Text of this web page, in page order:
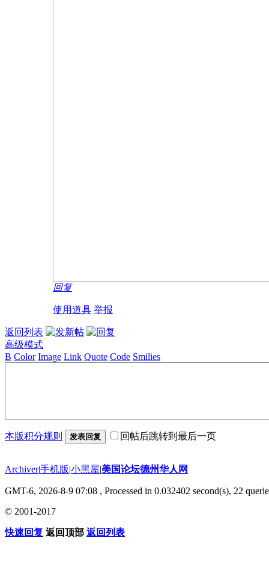
回复
使用道具 举报
返回列表
高级模式
B Color Image Link Quote Code Smilies
本版积分规则 发表回复 回帖后跳转到最后一页
Archiver|手机版|小黑屋|美国论坛德州华人网
GMT-6, 2026-8-9 07:08 , Processed in 0.032402 second(s), 22
© 2001-2017
快速回复 返回顶部 返回列表